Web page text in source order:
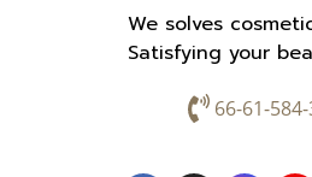
We solves
Satisfying your
66-61-